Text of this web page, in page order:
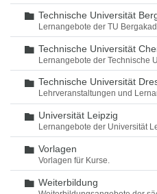
Ordner
Technische Universität
Lernangebote der TU
Ordner
Technische Universität
Lernangebote der Technische
Ordner
Technische Universität
Lehrveranstaltungen und
Ordner
Universität Leipzig
Lernangebote der Universität
Ordner
Vorlagen
Vorlagen für Kurse.
Ordner
Weiterbildung